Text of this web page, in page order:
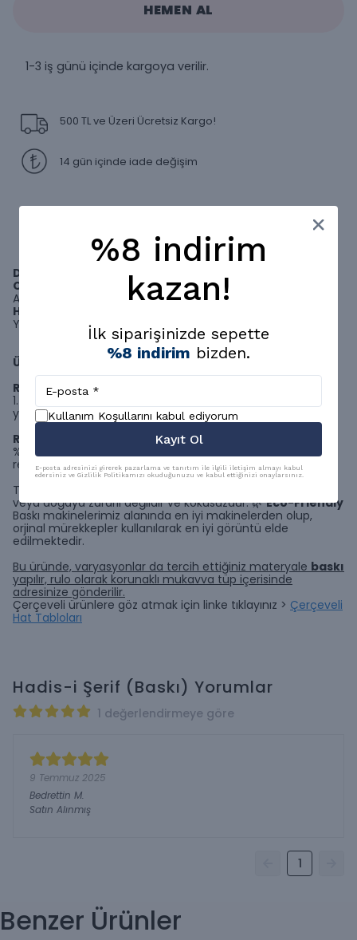
HEMEN AL
1-3 iş günü içinde kargoya verilir.
500 TL ve Üzeri Ücretsiz Kargo!
14 gün içinde iade değişim
DUA
Okunuşu: El Kâsibu Habîbullah
Anlamı: "Çalışıp kazanan Allah’ın sevdiği bir kimsedir."
Hat: Ali Hüsrevoğlu
Yazı Türü: Tâlik
Ürün Seçenekleri;
Rulo Poster
1.⁠ ⁠Sınıf sanatsal baskı kağıdı üzerine yüksek kalitede baskı
yapılır.
Rulo Kanvas
%100 pamuk kanvas bezine baskı yapılır, özel solüsyon ile
renklerini uzun yıllar korur.
Tüm dijital baskılarımız, çevre dostu olup, insan sağlığına
veya doğaya zararlı değildir ve kokusuzdur. 🌿Eco-Friendly
Baskı makinelerimiz alanında en iyi makinelerden olup,
orjinal mürekkepler kullanılarak en iyi görüntü elde
edilmektedir.
Bu üründe, varyasyonlar da tercih ettiğiniz materyale baskı
yapılır, rulo olarak korunaklı mukavva tüp içerisinde
adresinize gönderilir.
Çerçeveli ürünlere göz atmak için linke tıklayınız > Çerçeveli
Hat Tabloları
Hadis-i Şerif (Baskı) Yorumlar
1 değerlendirmeye göre
9 Temmuz 2025
Bedrettin M.
Satın Alınmış
1
Benzer Ürünler
%8 indirim
kazan!
İlk siparişinizde sepette
%8 indirim bizden.
Kullanım Koşullarını kabul ediyorum
Kayıt Ol
E-posta adresinizi girerek pazarlama ve tanıtım ile ilgili iletişim almayı kabul
edersiniz ve Gizlilik Politikamızı okuduğunuzu ve kabul ettiğinizi onaylarsınız.